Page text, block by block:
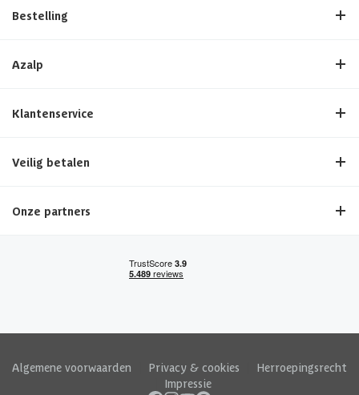
Bestelling
Azalp
Klantenservice
Veilig betalen
Onze partners
Algemene voorwaarden Privacy & cookies
Herroepingsrecht
Impressie